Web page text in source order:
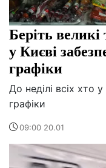
Беріть великі
у Києві
графіки
До неділі всіх хто
графіки
09:00 20.01